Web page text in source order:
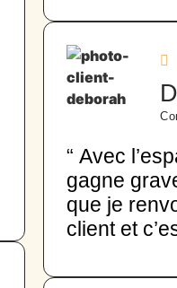
“ Avec
gagne
que je
client et